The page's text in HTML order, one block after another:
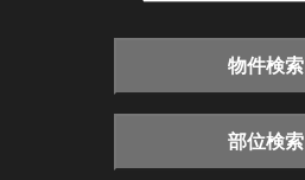
物件検索
部位検索